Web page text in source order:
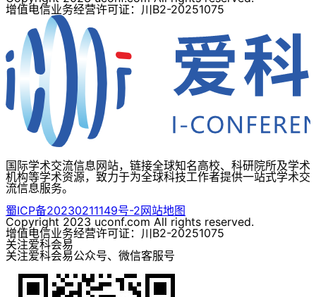
增值电信业务经营许可证：川B2-20251075
国际学术交流信息网站，链接全球知名高校、科研院所及学术
机构等学术资源，致力于为全球科技工作者提供一站式学术交
流信息服务。
蜀ICP备20230211149号-2网站地图
Copyright 2023 uconf.com All rights reserved.
增值电信业务经营许可证：川B2-20251075
关注爱科会易
关注爱科会易公众号、微信客服号